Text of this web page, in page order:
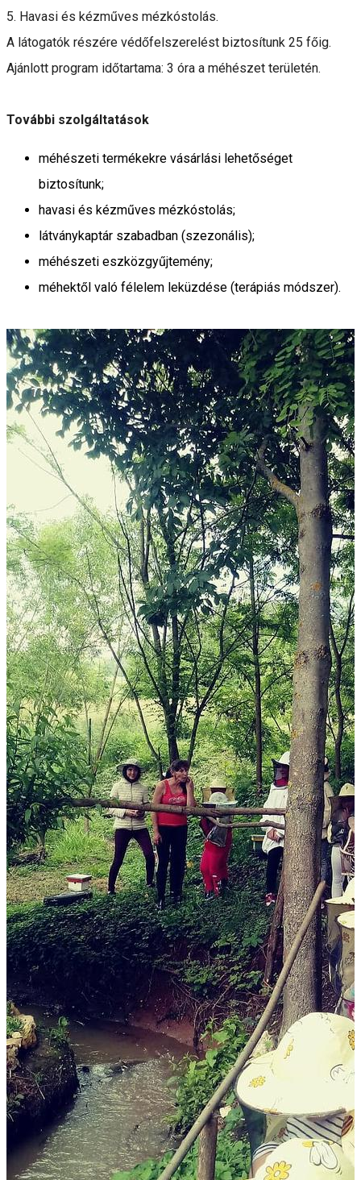
5. Havasi és kézműves mézkóstolás.
A látogatók részére védőfelszerelést biztosítunk 25 főig.
Ajánlott program időtartama: 3 óra a méhészet területén.
További szolgáltatások
méhészeti termékekre vásárlási lehetőséget
biztosítunk;
havasi és kézműves mézkóstolás;
látványkaptár szabadban (szezonális);
méhészeti eszközgyűjtemény;
méhektől való félelem leküzdése (terápiás módszer).